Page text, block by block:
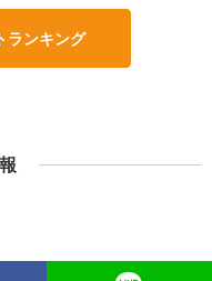
ランキング